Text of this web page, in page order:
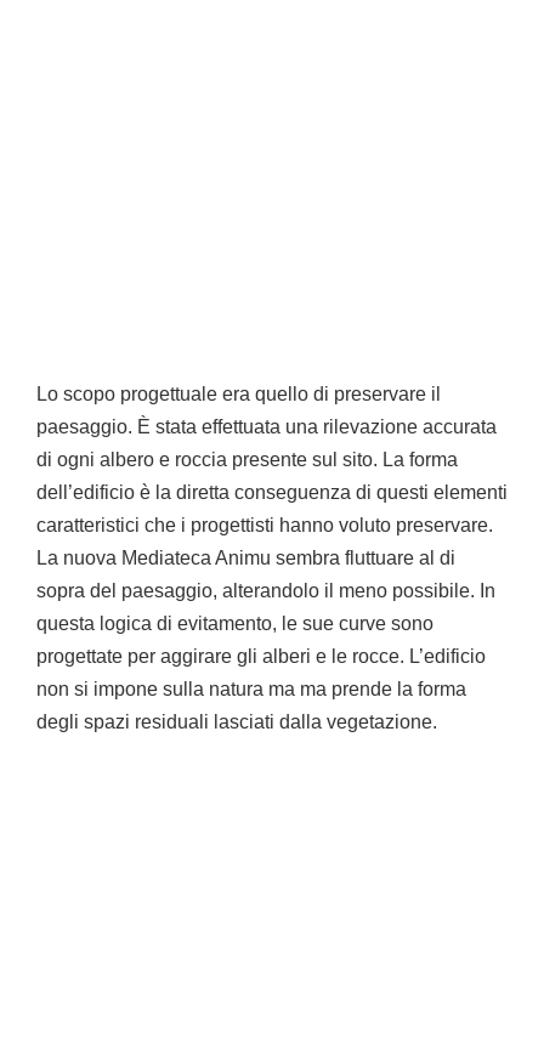
Lo scopo progettuale era quello di preservare il
paesaggio. È stata effettuata una rilevazione accurata
di ogni albero e roccia presente sul sito. La forma
dell’edificio è la diretta conseguenza di questi elementi
caratteristici che i progettisti hanno voluto preservare.
La nuova Mediateca Animu sembra fluttuare al di
sopra del paesaggio, alterandolo il meno possibile. In
questa logica di evitamento, le sue curve sono
progettate per aggirare gli alberi e le rocce. L’edificio
non si impone sulla natura ma ma prende la forma
degli spazi residuali lasciati dalla vegetazione.